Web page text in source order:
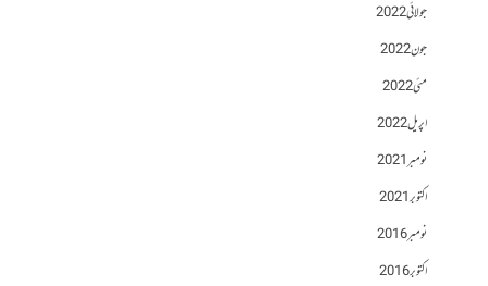
جولائی 2022
جون 2022
مئی 2022
اپریل 2022
نومبر 2021
اکتوبر 2021
نومبر 2016
اکتوبر 2016